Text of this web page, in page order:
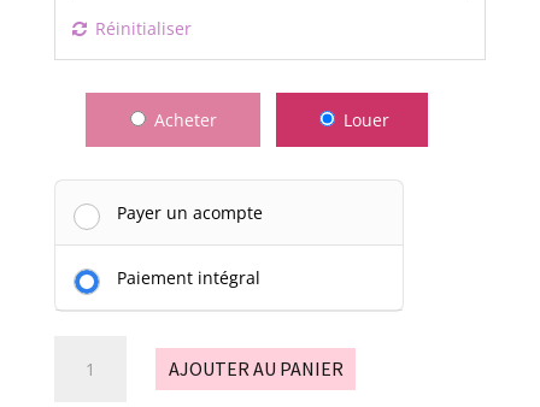
Réinitialiser
Acheter Louer
Payer un acompte
Paiement intégral
AJOUTER AU PANIER